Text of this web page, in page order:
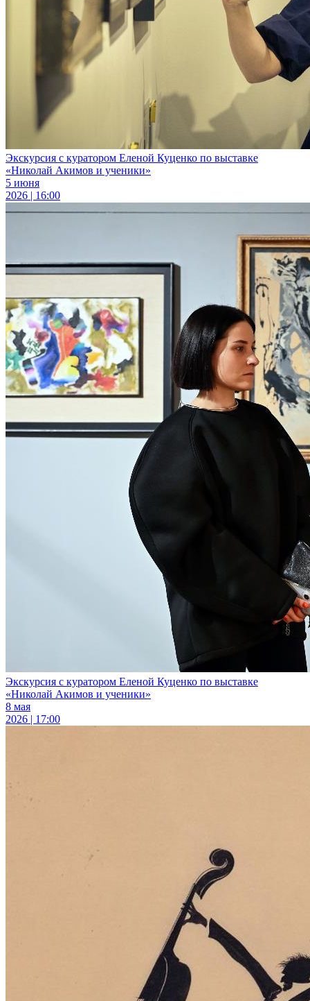
Экскурсия с куратором Еленой Куценко по выставке
«Николай Акимов и ученики»
5 июня
2026 | 16:00
Экскурсия с куратором Еленой Куценко по выставке
«Николай Акимов и ученики»
8 мая
2026 | 17:00